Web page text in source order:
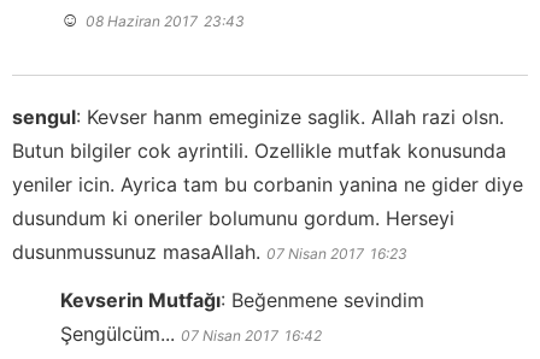
☺️ 08 Haziran 2017 23:43
sengul: Kevser hanm emeginize saglik. Allah razi olsn.
Butun bilgiler cok ayrintili. Ozellikle mutfak konusunda
yeniler icin. Ayrica tam bu corbanin yanina ne gider diye
dusundum ki oneriler bolumunu gordum. Herseyi
dusunmussunuz masaAllah. 07 Nisan 2017 16:23
Kevserin Mutfağı: Beğenmene sevindim
Şengülcüm... 07 Nisan 2017 16:42